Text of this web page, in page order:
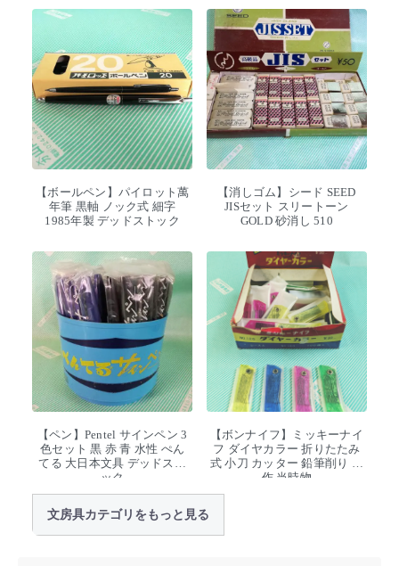
【ボールペン】パイロット萬
年筆 黒軸 ノック式 細字
1985年製 デッドストック
【消しゴム】シード SEED
JISセット スリートーン
GOLD 砂消し 510
【ペン】Pentel サインペン 3
色セット 黒 赤 青 水性 ぺん
てる 大日本文具 デッドスト
ック
【ボンナイフ】ミッキーナイ
フ ダイヤカラー 折りたたみ
式 小刀 カッター 鉛筆削り 工
作 当時物
文房具カテゴリをもっと見る